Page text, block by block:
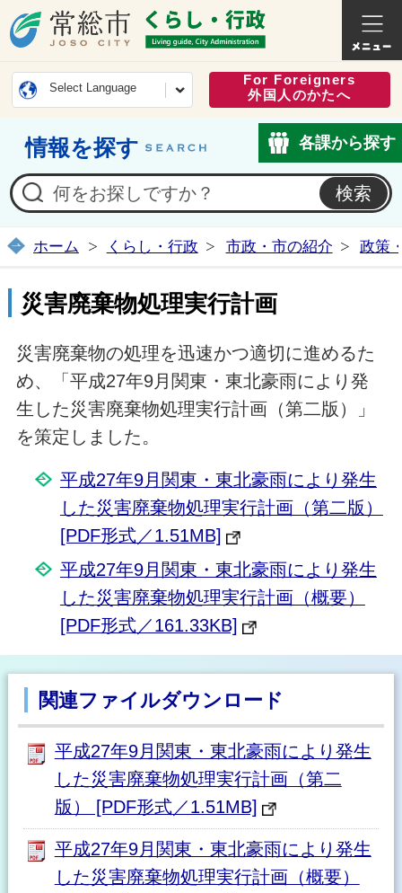
常総市公式ホームページ
くらし
Select Language
For Foreigners
外国人のかたへ
情報を探す 各課から探す
ホーム くらし・行政 市政・市の紹介 政策
災害廃棄物処理実行計画
災害廃棄物の処理を迅速かつ適切に進めるた
め、「平成27年9月関東・東北豪雨により発
生した災害廃棄物処理実行計画（第二版）」
を策定しました。
平成27年9月関東・東北豪雨により発生
した災害廃棄物処理実行計画（第二版）
[PDF形式／1.51MB]
平成27年9月関東・東北豪雨により発生
した災害廃棄物処理実行計画（概要）
[PDF形式／161.33KB]
関連ファイルダウンロード
平成27年9月関東・東北豪雨により発生
した災害廃棄物処理実行計画（第二
版） [PDF形式／1.51MB]
平成27年9月関東・東北豪雨により発生
した災害廃棄物処理実行計画（概要）